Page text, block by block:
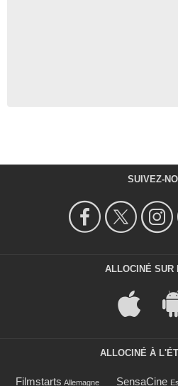
SUIVEZ-
ALLOCINÉ SUR
ALLOCINÉ À
Filmstarts Allemagne SensaCine